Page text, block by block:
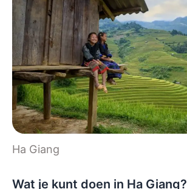
Ha Giang
Wat je kunt doen in Ha Giang?